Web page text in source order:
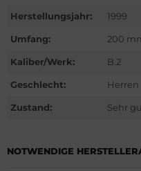
Herstellungsjahr: 1999
Umfang: 200
Kaliber/Werk: B.2
Geschlecht: Herren
Zustand: Sehr
NOTWENDIGE
Heuer